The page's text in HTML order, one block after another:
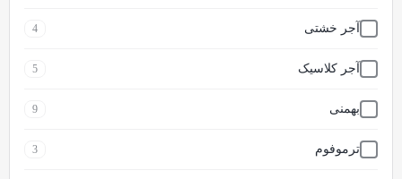
آجر خشتی 4
آجر کلاسیک 5
بهمنی 9
ترموفوم 3